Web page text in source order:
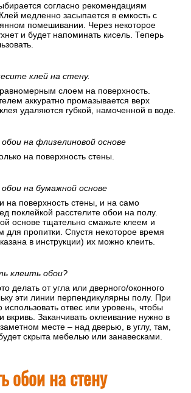
согласно рекомендациям
медленно засыпается в емкость с
помешивании. Через некоторое
и будет напоминать кисель. Теперь
клей на стену.
слоем на поверхность.
аккуратно промазывается верх
удаляются губкой, намоченной в воде.
на флизелиновой основе
на поверхность стены.
на бумажной основе
на поверхность стены, и на само
поклейкой расстелите обои на полу.
основе тщательно смажьте клеем и
для пропитки. Спустя некоторое время
в инструкции) их можно клеить.
клеить обои?
делать от угла или дверного/оконного
эти линии перпендикулярны полу. При
использовать отвес или уровень, чтобы
Заканчивать оклеивание нужно в
месте – над дверью, в углу, там,
скрыта мебелью или занавесками.
обои на стену